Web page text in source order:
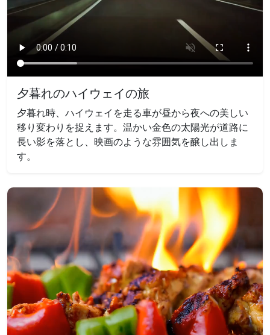
夕暮れのハイウェイの旅
夕暮れ時、ハイウェイを走る車が昼から夜への美しい
移り変わりを捉えます。温かい金色の太陽光が道路に
長い影を落とし、映画のような雰囲気を醸し出しま
す。